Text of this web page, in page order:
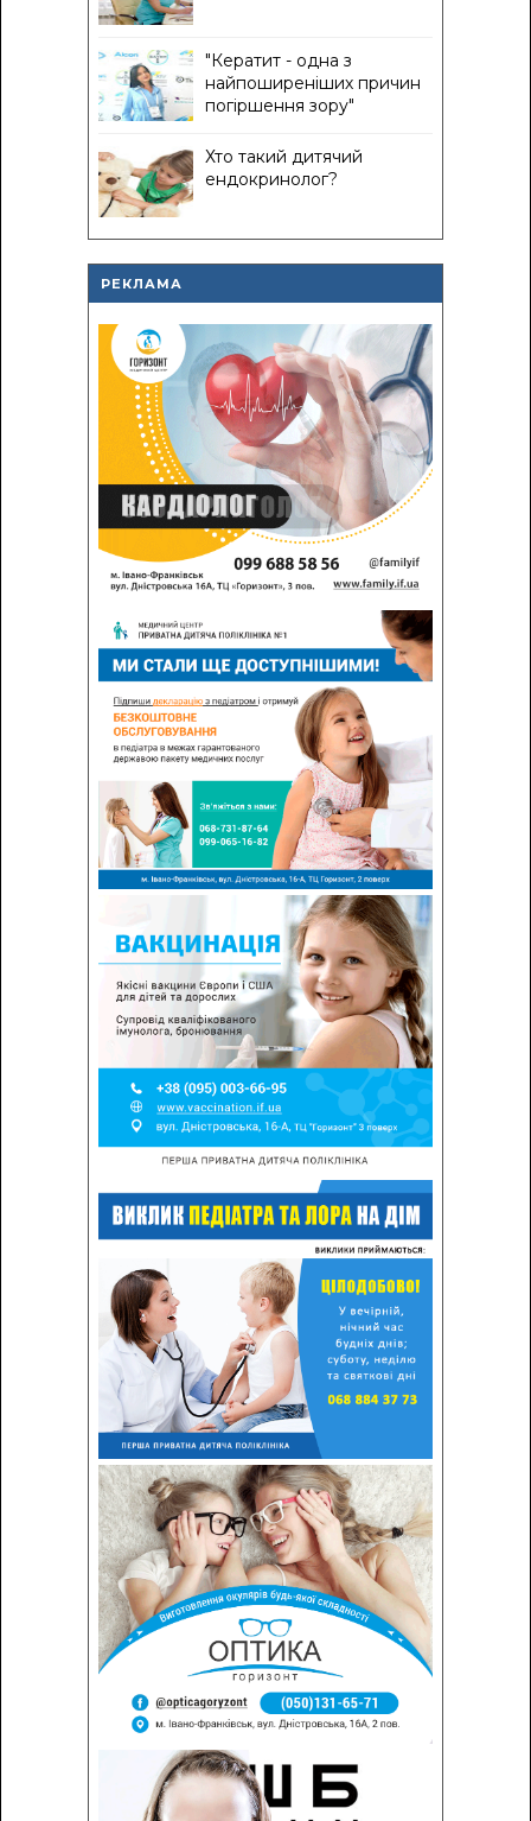
"Кератит - одна з
найпоширеніших причин
погіршення зору"
Хто такий дитячий
ендокринолог?
РЕКЛАМА